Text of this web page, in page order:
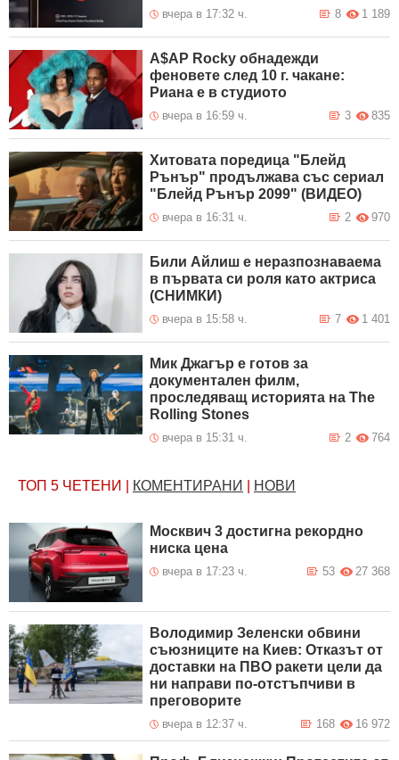
вчера в 17:32 ч. 1 189
8
A$AP Rocky обнадежди
феновете след 10 г. чакане:
Риана е в студиото
вчера в 16:59 ч. 835
3
Хитовата поредица "Блейд
Рънър" продължава със сериал
"Блейд Рънър 2099" (ВИДЕО)
вчера в 16:31 ч. 970
2
Били Айлиш е неразпознаваема
в първата си роля като актриса
(СНИМКИ)
вчера в 15:58 ч. 1 401
7
Мик Джагър е готов за
документален филм,
проследяващ историята на The
Rolling Stones
вчера в 15:31 ч. 764
2
ТОП 5 ЧЕТЕНИ КОМЕНТИРАНИ НОВИ
Москвич 3 достигна рекордно
ниска цена
вчера в 17:23 ч. 27 368
53
Володимир Зеленски обвини
съюзниците на Киев: Отказът от
доставки на ПВО ракети цели да
ни направи по-отстъпчиви в
преговорите
вчера в 12:37 ч. 16 972
168